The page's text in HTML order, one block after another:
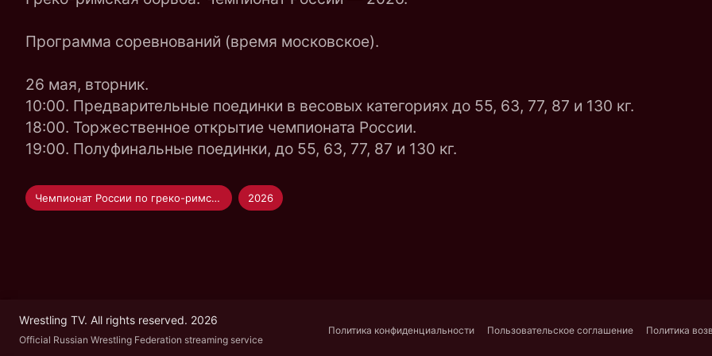
Программа соревнований (время московское).
26 мая, вторник.
10:00. Предварительные поединки в весовых категориях до 55, 63, 77, 87 и 130 кг.
18:00. Торжественное открытие чемпионата России.
19:00. Полуфинальные поединки, до 55, 63, 77, 87 и 130 кг.
Чемпионат России по греко-римской борьбе 2026
Wrestling TV. All rights reserved. 2026
Official Russian Wrestling Federation streaming service
Политика конфиденциальности Пользовательское соглашение Политика